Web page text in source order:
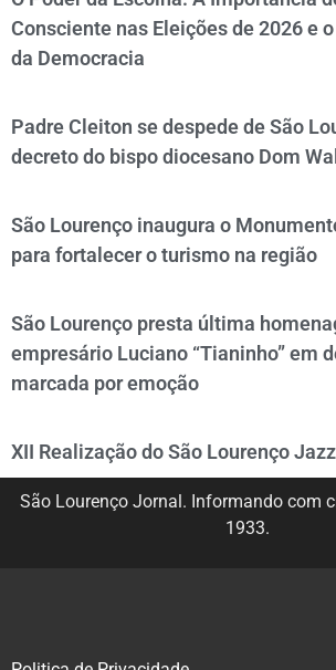
Consciente nas Eleições de 2026 e
da Democracia
Padre Cleiton se despede de São
decreto do bispo diocesano Dom
São Lourenço inaugura o
para fortalecer o turismo na região
São Lourenço presta última
empresário Luciano “Tianinho” em
marcada por emoção
XII Realização do São Lourenço
São Lourenço Jornal. Informando com
1933.